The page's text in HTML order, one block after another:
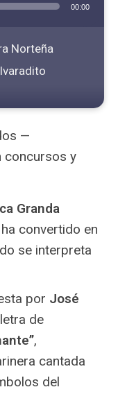
00:00
Norteña
—
concursos y
Granda
convertido en
se interpreta
por José
de
,
cantada
del